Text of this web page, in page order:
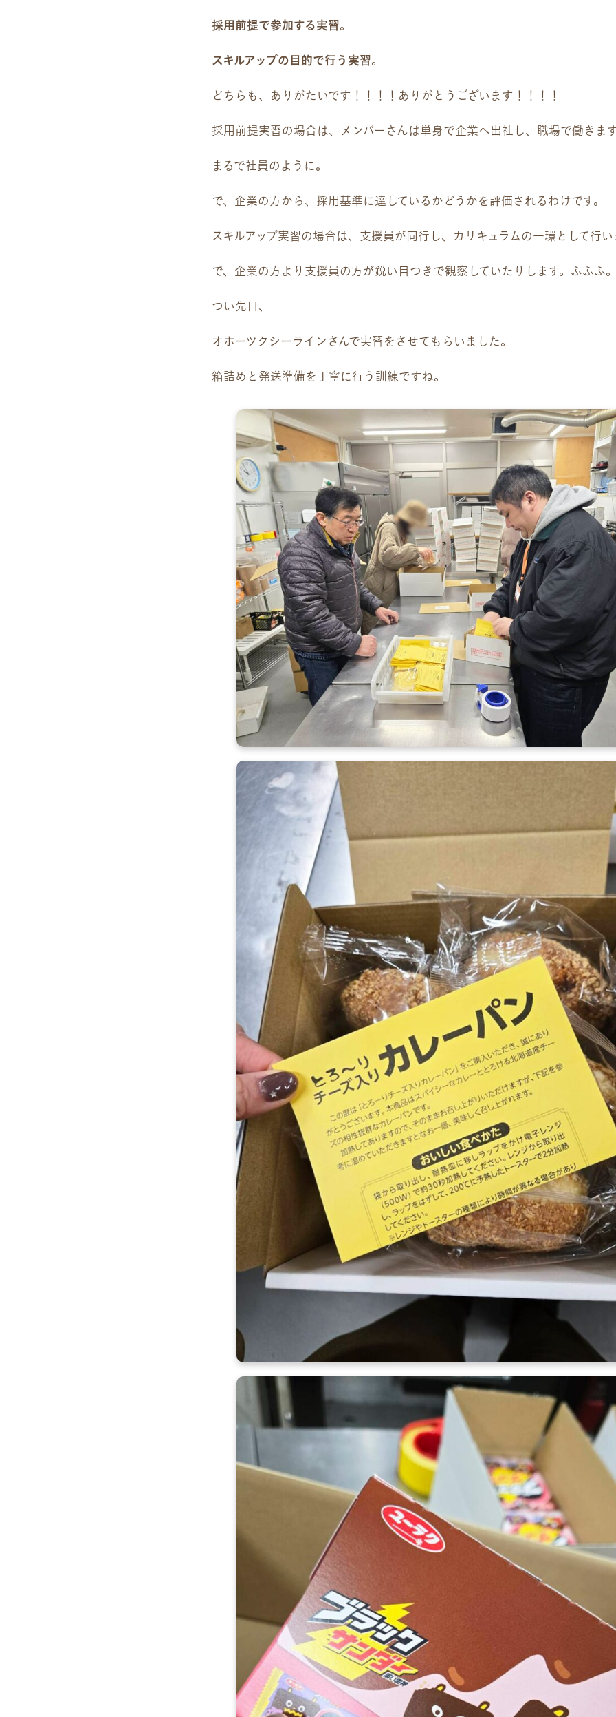
採用前提で参加する実習。
スキルアップの目的で行う実習。
どちらも、ありがたいです！！！！ありがとうございます！！！！
採用前提実習の場合は、メンバーさんは単身で企業へ出社し、職場で働きます
まるで社員のように。
で、企業の方から、採用基準に達しているかどうかを評価されるわけです。
スキルアップ実習の場合は、支援員が同行し、カリキュラムの一環として行い
で、企業の方より支援員の方が鋭い目つきで観察していたりします。ふふふ。
つい先日、
オホーツクシーラインさんで実習をさせてもらいました。
箱詰めと発送準備を丁寧に行う訓練ですね。